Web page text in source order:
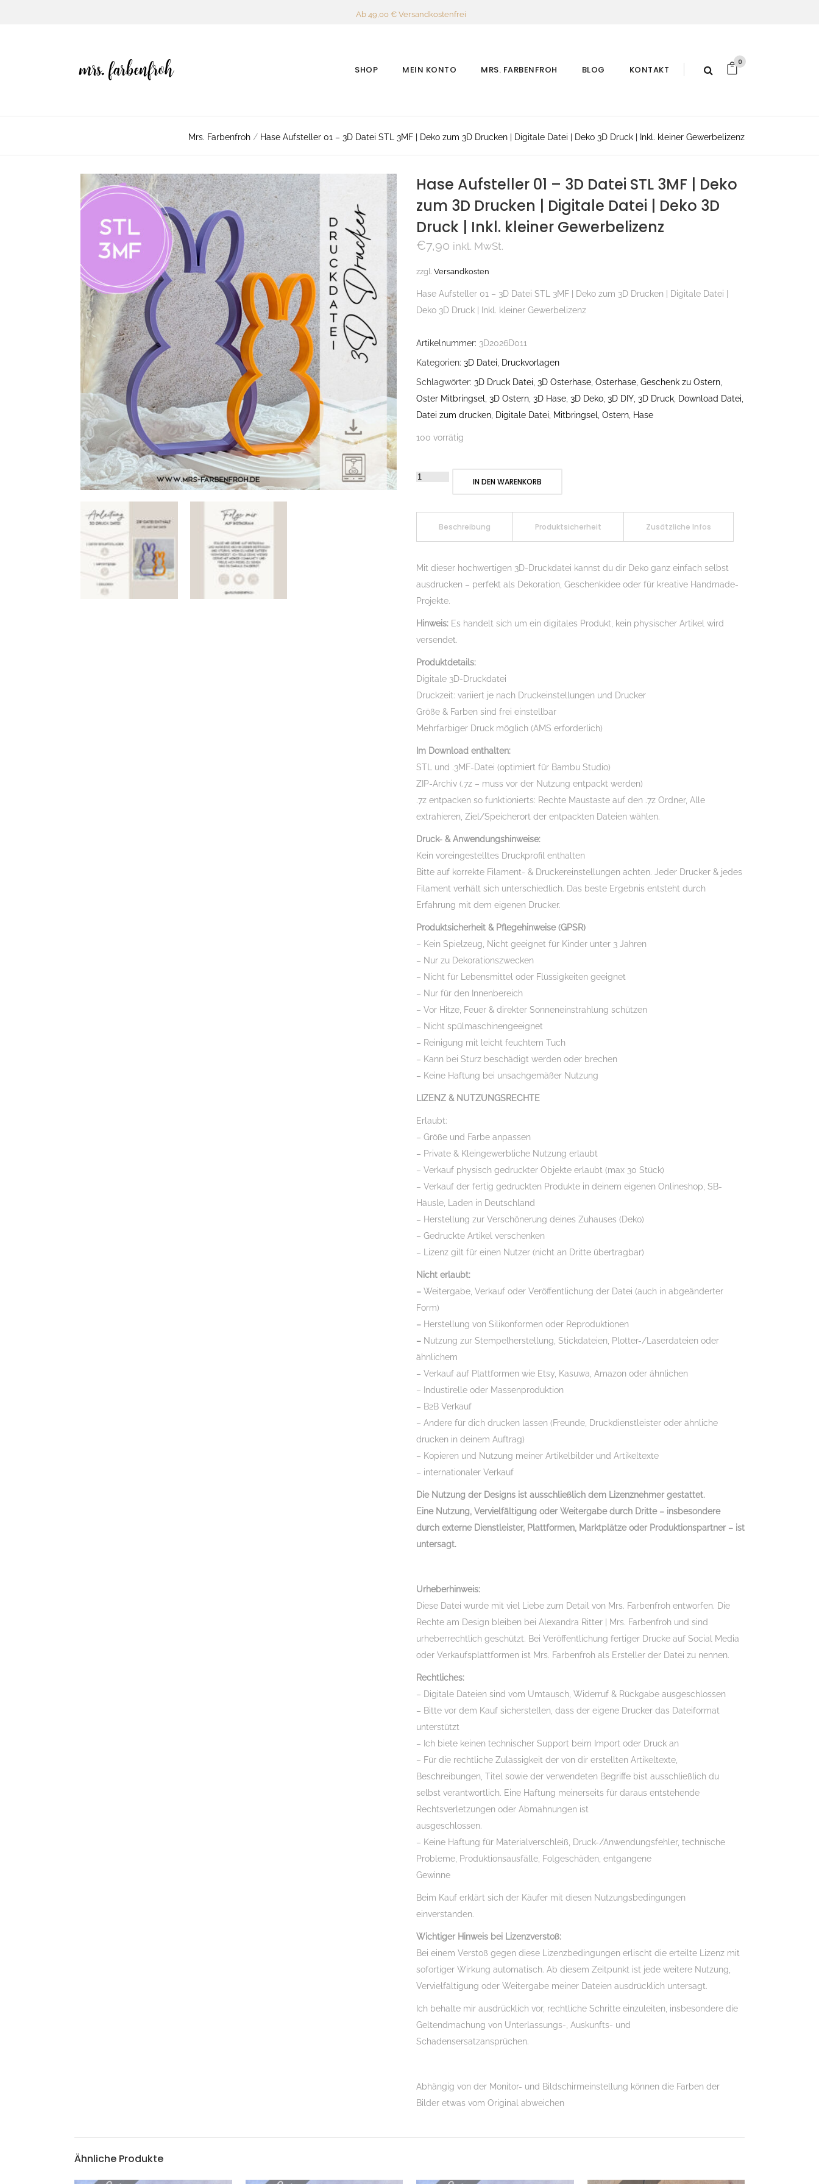
Ab 49,00 € Versandkostenfrei
SHOP MEIN KONTO MRS. FARBENFROH BLOG KONTAKT
0
Mrs. Farbenfroh / Hase Aufsteller 01 – 3D Datei STL 3MF | Deko zum 3D Drucken | Digitale Datei | Deko 3D Druck | Inkl. kleiner Gewerbelizenz
Hase Aufsteller 01 – 3D Datei STL 3MF | Deko
zum 3D Drucken | Digitale Datei | Deko 3D
Druck | Inkl. kleiner Gewerbelizenz
€7,90 inkl. MwSt.
zzgl. Versandkosten
Hase Aufsteller 01 – 3D Datei STL 3MF | Deko zum 3D Drucken | Digitale Datei |
Deko 3D Druck | Inkl. kleiner Gewerbelizenz
Artikelnummer: 3D2026D011
Kategorien: 3D Datei
Druckvorlagen
Schlagwörter: 3D Druck Datei 3D Osterhase Osterhase Geschenk zu Ostern
Oster Mitbringsel
3D Ostern 3D Hase 3D Deko 3D DIY 3D Druck Download Datei
Datei zum drucken Digitale Datei Mitbringsel Ostern Hase
100 vorrätig
Hase
3D
Deko
zum
3D
Drucken
|
Digitale
Datei
Deko
3D
Druck
|
Inkl.
kleiner
Gewerbelizenz
Menge
IN DEN WARENKORB
Beschreibung Produktsicherheit Zusätzliche Infos
Mit dieser hochwertigen 3D-Druckdatei kannst du dir Deko ganz einfach selbst
ausdrucken – perfekt als Dekoration, Geschenkidee oder für kreative Handmade-
Projekte.
Hinweis: Es handelt sich um ein digitales Produkt, kein physischer Artikel wird
versendet.
Produktdetails:
Digitale 3D-Druckdatei
Druckzeit: variiert je nach Druckeinstellungen und Drucker
Größe & Farben sind frei einstellbar
Mehrfarbiger Druck möglich (AMS erforderlich)
Im Download enthalten:
STL und .3MF-Datei (optimiert für Bambu Studio)
ZIP-Archiv (.7z – muss vor der Nutzung entpackt werden)
.7z entpacken so funktionierts: Rechte Maustaste auf den .7z Ordner, Alle
extrahieren, Ziel/Speicherort der entpackten Dateien wählen.
Druck- & Anwendungshinweise:
Kein voreingestelltes Druckprofil enthalten
Bitte auf korrekte Filament- & Druckereinstellungen achten. Jeder Drucker & jedes
Filament verhält sich unterschiedlich. Das beste Ergebnis entsteht durch
Erfahrung mit dem eigenen Drucker.
Produktsicherheit & Pflegehinweise (GPSR)
– Kein Spielzeug, Nicht geeignet für Kinder unter 3 Jahren
– Nur zu Dekorationszwecken
– Nicht für Lebensmittel oder Flüssigkeiten geeignet
– Nur für den Innenbereich
– Vor Hitze, Feuer & direkter Sonneneinstrahlung schützen
– Nicht spülmaschinengeeignet
– Reinigung mit leicht feuchtem Tuch
– Kann bei Sturz beschädigt werden oder brechen
– Keine Haftung bei unsachgemäßer Nutzung
LIZENZ & NUTZUNGSRECHTE
Erlaubt:
– Größe und Farbe anpassen
– Private & Kleingewerbliche Nutzung erlaubt
– Verkauf physisch gedruckter Objekte erlaubt (max 30 Stück)
– Verkauf der fertig gedruckten Produkte in deinem eigenen Onlineshop, SB-
Häusle, Laden in Deutschland
– Herstellung zur Verschönerung deines Zuhauses (Deko)
– Gedruckte Artikel verschenken
– Lizenz gilt für einen Nutzer (nicht an Dritte übertragbar)
Nicht erlaubt:
– Weitergabe, Verkauf oder Veröffentlichung der Datei (auch in abgeänderter
Form)
– Herstellung von Silikonformen oder Reproduktionen
– Nutzung zur Stempelherstellung, Stickdateien, Plotter-/Laserdateien oder
ähnlichem
– Verkauf auf Plattformen wie Etsy, Kasuwa, Amazon oder ähnlichen
– Industirelle oder Massenproduktion
– B2B Verkauf
– Andere für dich drucken lassen (Freunde, Druckdienstleister oder ähnliche
drucken in deinem Auftrag)
– Kopieren und Nutzung meiner Artikelbilder und Artikeltexte
– internationaler Verkauf
Die Nutzung der Designs ist ausschließlich dem Lizenznehmer gestattet.
Eine Nutzung, Vervielfältigung oder Weitergabe durch Dritte – insbesondere
durch externe Dienstleister, Plattformen, Marktplätze oder Produktionspartner – ist
untersagt.
Urheberhinweis:
Diese Datei wurde mit viel Liebe zum Detail von Mrs. Farbenfroh entworfen. Die
Rechte am Design bleiben bei Alexandra Ritter | Mrs. Farbenfroh und sind
urheberrechtlich geschützt. Bei Veröffentlichung fertiger Drucke auf Social Media
oder Verkaufsplattformen ist Mrs. Farbenfroh als Ersteller der Datei zu nennen.
Rechtliches:
– Digitale Dateien sind vom Umtausch, Widerruf & Rückgabe ausgeschlossen
– Bitte vor dem Kauf sicherstellen, dass der eigene Drucker das Dateiformat
unterstützt
– Ich biete keinen technischer Support beim Import oder Druck an
– Für die rechtliche Zulässigkeit der von dir erstellten Artikeltexte,
Beschreibungen, Titel sowie der verwendeten Begriffe bist ausschließlich du
selbst verantwortlich. Eine Haftung meinerseits für daraus entstehende
Rechtsverletzungen oder Abmahnungen ist
ausgeschlossen.
– Keine Haftung für Materialverschleiß, Druck-/Anwendungsfehler, technische
Probleme, Produktionsausfälle, Folgeschäden, entgangene
Gewinne
Beim Kauf erklärt sich der Käufer mit diesen Nutzungsbedingungen
einverstanden.
Wichtiger Hinweis bei Lizenzverstoß:
Bei einem Verstoß gegen diese Lizenzbedingungen erlischt die erteilte Lizenz mit
sofortiger Wirkung automatisch. Ab diesem Zeitpunkt ist jede weitere Nutzung,
Vervielfältigung oder Weitergabe meiner Dateien ausdrücklich untersagt.
Ich behalte mir ausdrücklich vor, rechtliche Schritte einzuleiten, insbesondere die
Geltendmachung von Unterlassungs-, Auskunfts- und
Schadensersatzansprüchen.
Abhängig von der Monitor- und Bildschirmeinstellung können die Farben der
Bilder etwas vom Original abweichen
Ähnliche Produkte